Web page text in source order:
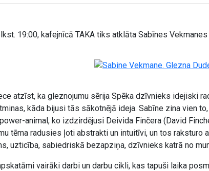
19:00, kafejnīcā TAKA tiks atklāta Sabīnes
atzīst, ka gleznojumu sērija Spēka dzīvnieks idejiski
kāda bijusi tās sākotnējā ideja. Sabīne zina vien
animal, ko izdzirdējusi Deivida Finčera (David
tēma radusies ļoti abstrakti un intuitīvi, un tos raksturo
uzticība, sabiedriskā bezapziņa, dzīvnieks katrā no
vairāki darbi un darbu cikli, kas tapuši laika